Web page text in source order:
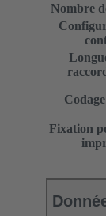
Nombre
Codage
Fixation